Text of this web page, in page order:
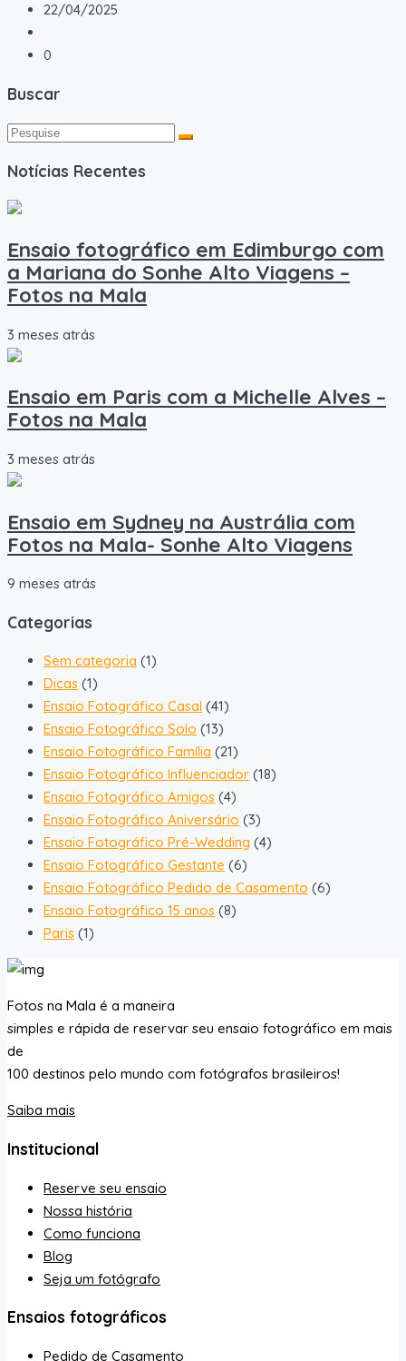
22/04/2025
0
Buscar
Notícias Recentes
Ensaio fotográfico em Edimburgo com
a Mariana do Sonhe Alto Viagens –
Fotos na Mala
3 meses atrás
Ensaio em Paris com a Michelle Alves –
Fotos na Mala
3 meses atrás
Ensaio em Sydney na Austrália com
Fotos na Mala- Sonhe Alto Viagens
9 meses atrás
Categorias
Sem categoria (1)
Dicas (1)
Ensaio Fotográfico Casal (41)
Ensaio Fotográfico Solo (13)
Ensaio Fotográfico Família (21)
Ensaio Fotográfico Influenciador (18)
Ensaio Fotográfico Amigos (4)
Ensaio Fotográfico Aniversário (3)
Ensaio Fotográfico Pré-Wedding (4)
Ensaio Fotográfico Gestante (6)
Ensaio Fotográfico Pedido de Casamento (6)
Ensaio Fotográfico 15 anos (8)
Paris (1)
Fotos na Mala é a maneira
simples e rápida de reservar seu ensaio fotográfico em mais
de
100 destinos pelo mundo com fotógrafos brasileiros!
Saiba mais
Institucional
Reserve seu ensaio
Nossa história
Como funciona
Blog
Seja um fotógrafo
Ensaios fotográficos
Pedido de Casamento